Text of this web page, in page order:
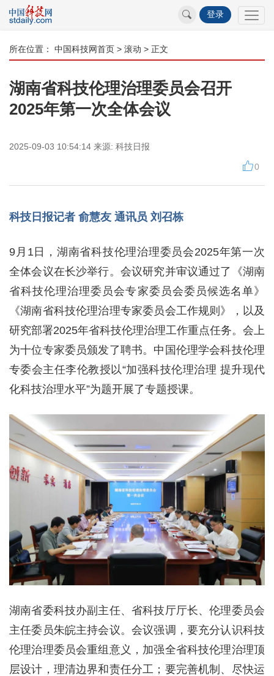
登录
所在位置： 中国科技网首页 > 滚动 > 正文
湖南省科技伦理治理委员会召开
2025年第一次全体会议​
2025-09-03 10:54:14 来源: 科技日报
0
科技日报记者 俞慧友 通讯员 刘召栋
9月1日，湖南省科技伦理治理委员会2025年第一次
全体会议在长沙举行。会议研究并审议通过了《湖南
省科技伦理治理委员会专家委员会委员候选名单》
《湖南省科技伦理治理专家委员会工作规则》，以及
研究部署2025年省科技伦理治理工作重点任务。会上
为十位专家委员颁发了聘书。中国伦理学会科技伦理
专委会主任李伦教授以“加强科技伦理治理 提升现代
化科技治理水平”为题开展了专题授课。
湖南省委科技办副主任、省科技厅厅长、伦理委员会
主任委员朱皖主持会议。会议强调，要充分认识科技
伦理治理委员会重组意义，加强全省科技伦理治理顶
层设计，理清边界和责任分工；要完善机制、尽快运